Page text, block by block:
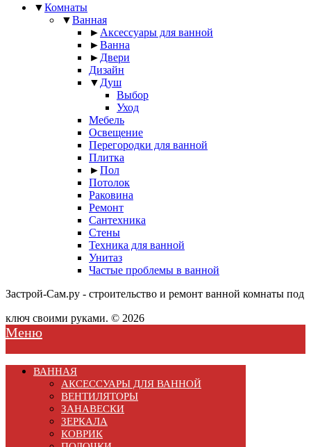
▼Комнаты
▼Ванная
► Аксессуары для ванной
►Ванна
► Двери
Дизайн
▼ Душ
Выбор
Уход
Мебель
Освещение
Перегородки для ванной
Плитка
►Пол
Потолок
Раковина
Ремонт
Сантехника
Стены
Техника для ванной
Унитаз
Частые проблемы в ванной
Застрой-Сам.ру - строительство и ремонт ванной комнаты под
ключ своими руками. © 2026
Меню
ВАННАЯ
АКСЕССУАРЫ ДЛЯ ВАННОЙ
ВЕНТИЛЯТОРЫ
ЗАНАВЕСКИ
ЗЕРКАЛА
КОВРИК